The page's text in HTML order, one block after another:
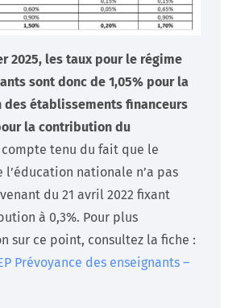
2025, les taux pour le régime
sont donc de 1,05% pour la
établissements financeurs
la contribution du
compte tenu du fait que le
nationale n’a pas
du 21 avril 2022 fixant
à 0,3%. Pour plus
sur ce point, consultez la fiche :
Prévoyance des enseignants –